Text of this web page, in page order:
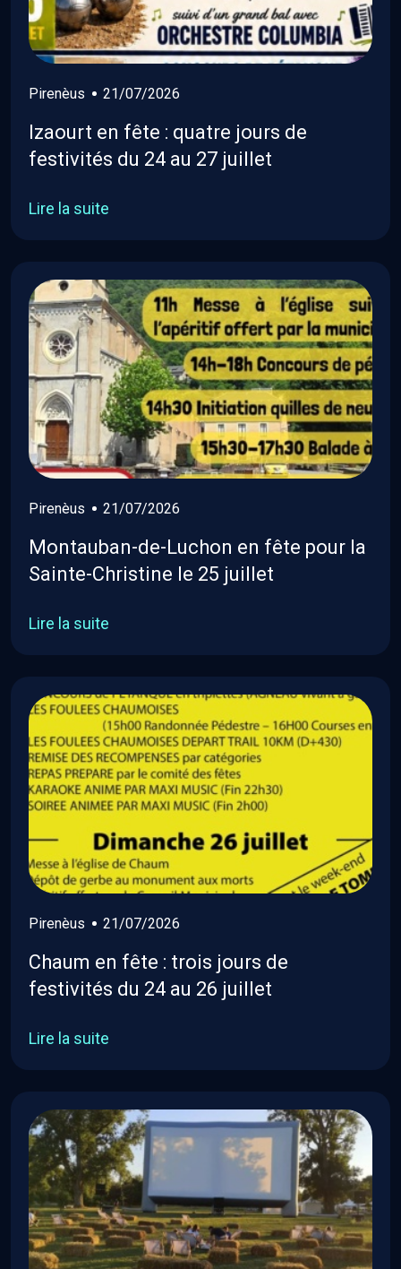
Pirenèus 21/07/2026
Izaourt en fête : quatre jours de
festivités du 24 au 27 juillet
Lire la suite
Pirenèus 21/07/2026
Montauban-de-Luchon en fête pour la
Sainte-Christine le 25 juillet
Lire la suite
Pirenèus 21/07/2026
Chaum en fête : trois jours de
festivités du 24 au 26 juillet
Lire la suite